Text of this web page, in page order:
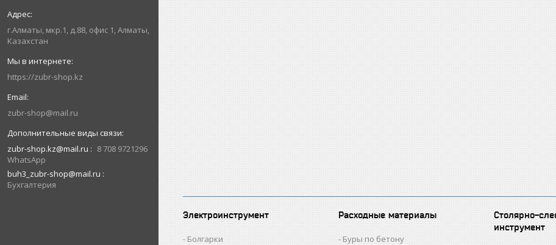
г.Алматы, мкр.1, д.88, офис 1, Алматы,
Казахстан
https://zubr-shop.kz
zubr-shop@mail.ru
zubr-shop.kz@mail.ru
8 708 9721296
WhatsApp
buh3_zubr-shop@mail.ru
Бухгалтерия
Электроинструмент
Болгарки
Расходные материалы
Буры по бетону
Столярно-
инструмент